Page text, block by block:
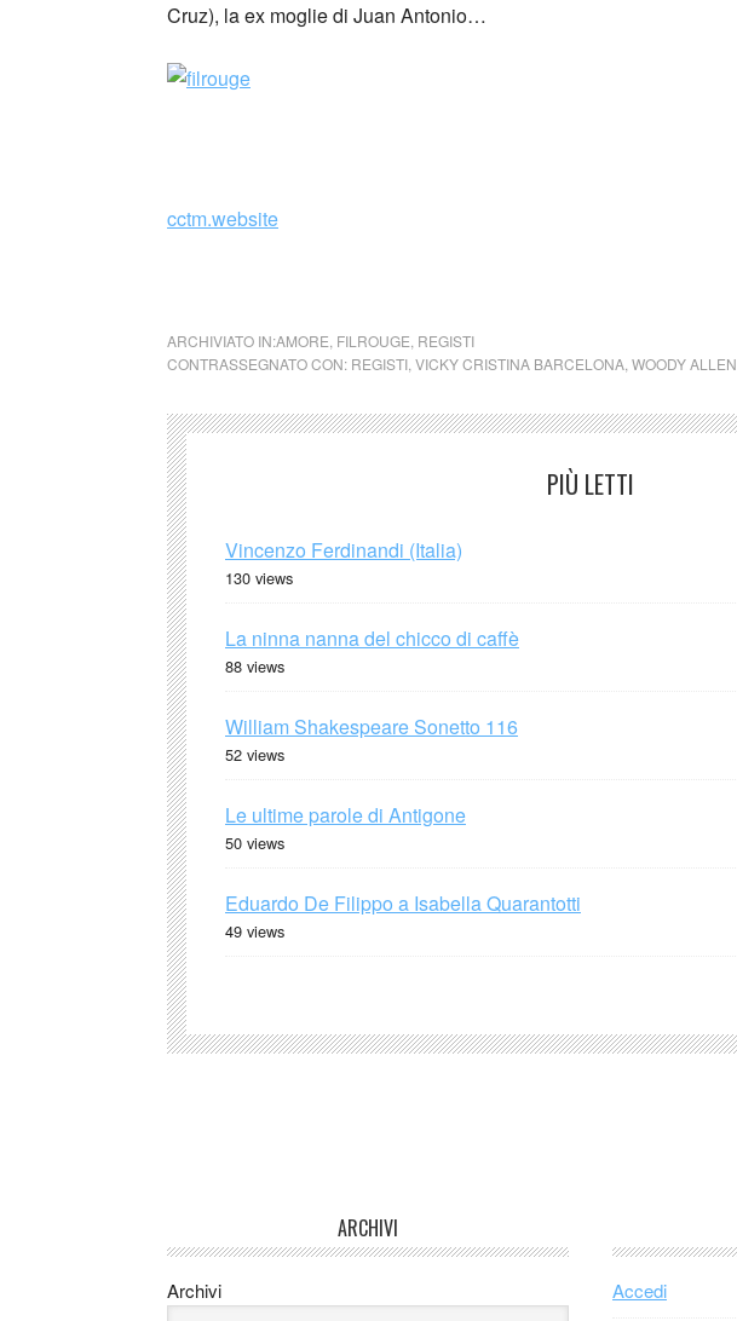
Cruz), la ex moglie di Juan Antonio…
cctm.website
ARCHIVIATO IN:AMORE FILROUGE REGISTI
CONTRASSEGNATO CON: REGISTI VICKY CRISTINA BARCELONA WOODY ALLEN
PIÙ LETTI
Vincenzo Ferdinandi (Italia)
130 views
La ninna nanna del chicco di caffè
88 views
William Shakespeare Sonetto 116
52 views
Le ultime parole di Antigone
50 views
Eduardo De Filippo a Isabella Quarantotti
49 views
ARCHIVI
Archivi Accedi